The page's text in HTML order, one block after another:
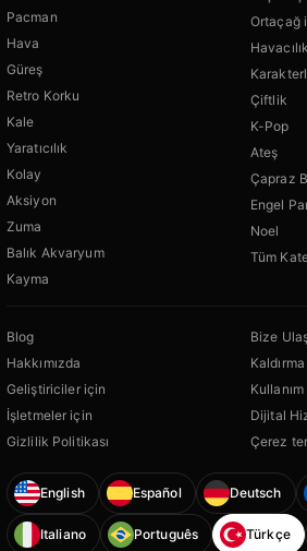
Pacman
Hava
Güreş
Retro Korku
Kale
Yaratıcılık
Kolay
Aksiyon
Zuma
Balık Akvaryum
Kayma
Ortaçağ
Havacılık
Çiftlik
K-Pop
Ateş
Çapraz
Engel
Noel
Tüm
Blog
Hakkımızda
Geliştiriciler için
İşletmeler için
Gizlilik Politikası
Bize
Kullanım
Dijital
Çerez
English Español Deutsch
Italiano Português Türkçe